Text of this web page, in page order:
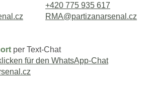
+420 775 935 617
RMA@partizanarsenal.cz
per Text-Chat
für den WhatsApp-Chat